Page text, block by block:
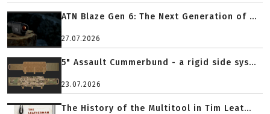
ATN Blaze Gen 6: The Next Generation of ...
27.07.2026
5" Assault Cummerbund - a rigid side sys...
23.07.2026
The History of the Multitool in Tim Leat...